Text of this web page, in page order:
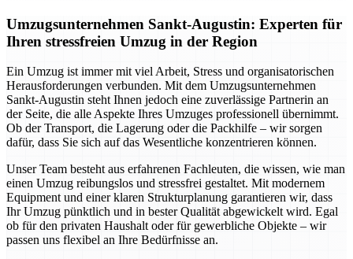
Umzugsunternehmen Sankt-Augustin: Experten für
Ihren stressfreien Umzug in der Region
Ein Umzug ist immer mit viel Arbeit, Stress und organisatorischen
Herausforderungen verbunden. Mit dem Umzugsunternehmen
Sankt-Augustin steht Ihnen jedoch eine zuverlässige Partnerin an
der Seite, die alle Aspekte Ihres Umzuges professionell übernimmt.
Ob der Transport, die Lagerung oder die Packhilfe – wir sorgen
dafür, dass Sie sich auf das Wesentliche konzentrieren können.
Unser Team besteht aus erfahrenen Fachleuten, die wissen, wie man
einen Umzug reibungslos und stressfrei gestaltet. Mit modernem
Equipment und einer klaren Strukturplanung garantieren wir, dass
Ihr Umzug pünktlich und in bester Qualität abgewickelt wird. Egal
ob für den privaten Haushalt oder für gewerbliche Objekte – wir
passen uns flexibel an Ihre Bedürfnisse an.